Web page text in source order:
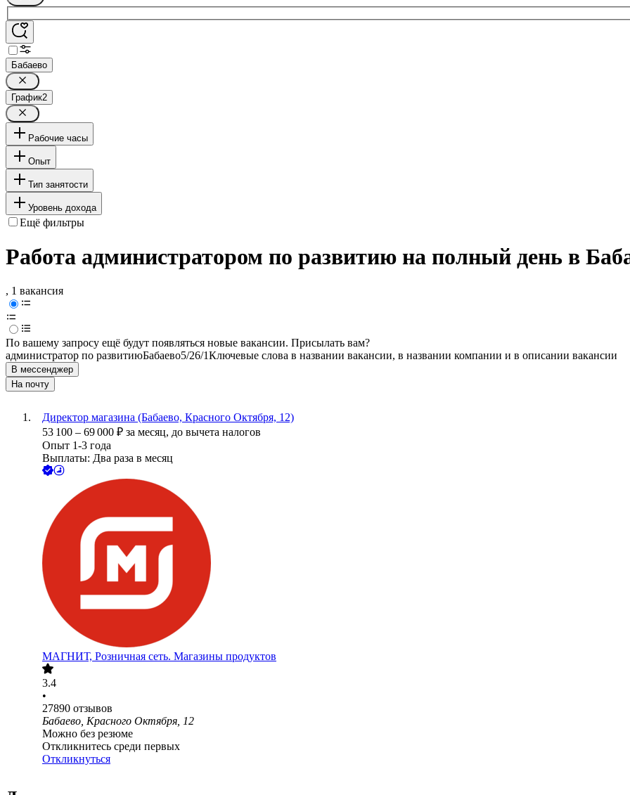
Бабаево
График2
Рабочие часы
Опыт
Тип занятости
Уровень дохода
Ещё фильтры
Работа администратором по развитию на полный день в
, 1 вакансия
По вашему запросу ещё будут появляться новые вакансии. Присылать вам?
администратор по развитиюБабаево5/26/1Ключевые слова в названии вакансии, в названии компании и в описании вакансии
В мессенджер
На почту
Директор магазина (Бабаево, Красного Октября, 12)
53 100 – 69 000 ₽ за месяц, до вычета налогов
Опыт 1-3 года
Выплаты: Два раза в месяц
МАГНИТ, Розничная сеть. Магазины продуктов
3.4
•
27890 отзывов
Бабаево, Красного Октября, 12
Можно без резюме
Откликнитесь среди первых
Откликнуться